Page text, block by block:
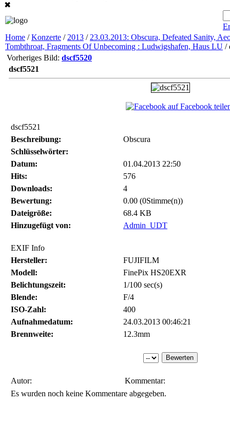
✖
Home /Konzerte / 2013 / 23.03.2013: Obscura, Defeated Sanity,
Tombthroat, Fragments Of Unbecoming : Ludwigshafen, Haus LU /
Vorheriges Bild: dscf5520
dscf5521
auf Facebook
dscf5521
Beschreibung:
Obscura
Schlüsselwörter:
Datum:
01.04.2013 22:50
Hits:
576
Downloads:
4
Bewertung:
0.00 (0Stimme(n))
Dateigröße:
68.4 KB
Hinzugefügt von:
Admin_UDT
EXIF Info
Hersteller:
FUJIFILM
Modell:
FinePix HS20EXR
Belichtungszeit:
1/100 sec(s)
Blende:
F/4
ISO-Zahl:
400
Aufnahmedatum:
24.03.2013 00:46:21
Brennweite:
12.3mm
Autor:
Kommentar:
Es wurden noch keine Kommentare abgegeben.